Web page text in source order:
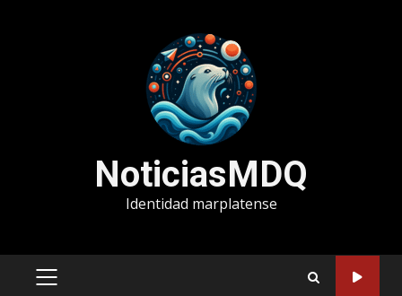
NoticiasMDQ
Identidad marplatense
MENÚ